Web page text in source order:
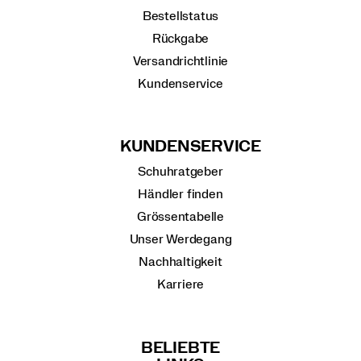
Bestellstatus
Rückgabe
Versandrichtlinie
Kundenservice
KUNDENSERVICE
Schuhratgeber
Händler finden
Grössentabelle
Unser Werdegang
Nachhaltigkeit
Karriere
BELIEBTE